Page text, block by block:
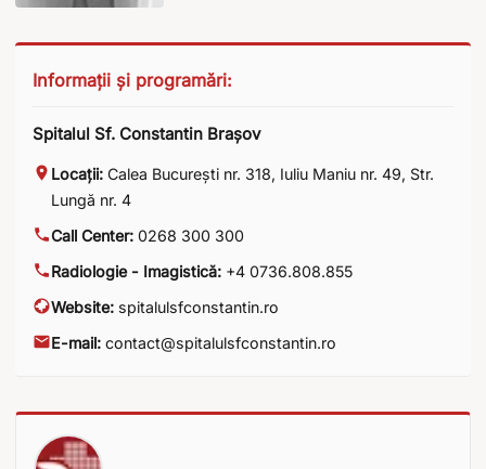
Informații și programări:
Spitalul Sf. Constantin Brașov
Locații: Calea București nr. 318, Iuliu Maniu nr. 49, Str.
Lungă nr. 4
Call Center: 0268 300 300
Radiologie - Imagistică: +4 0736.808.855
Website: spitalulsfconstantin.ro
E-mail: contact@spitalulsfconstantin.ro